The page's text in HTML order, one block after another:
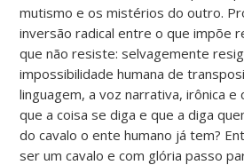
mutismo e os mistérios do outro.
inversão radical entre o que impõe
que não resiste: selvagemente
impossibilidade humana de
linguagem, a voz narrativa, irônica e
que a coisa se diga e que a diga
do cavalo o ente humano já tem?
ser um cavalo e com glória passo